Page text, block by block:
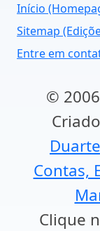
Início
Sitemap
Entre em
©
Contas,
Clique